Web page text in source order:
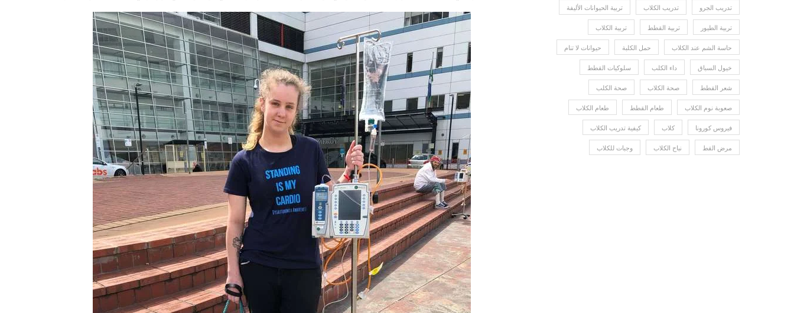
تدريب الجرو تدريب الكلاب تربية الحيوانات الأليفة
تربية الطيور تربية القطط تربية الكلاب
حاسة الشم عند الكلاب حمل الكلبة حيوانات لا تنام
خيول السباق داء الكلب سلوكيات القطط
شعر القطط صحة الكلاب صحة الكلب
صعوبة نوم الكلاب طعام القطط طعام الكلاب
فيروس كورونا كلاب كيفية تدريب الكلاب
مرض القط نباح الكلاب وجبات للكلاب